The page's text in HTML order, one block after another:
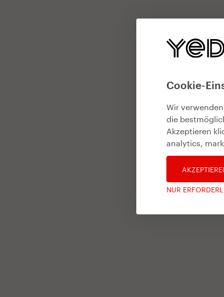
Cookie-
Wir
die
Akzeptieren
analytics,
NUR